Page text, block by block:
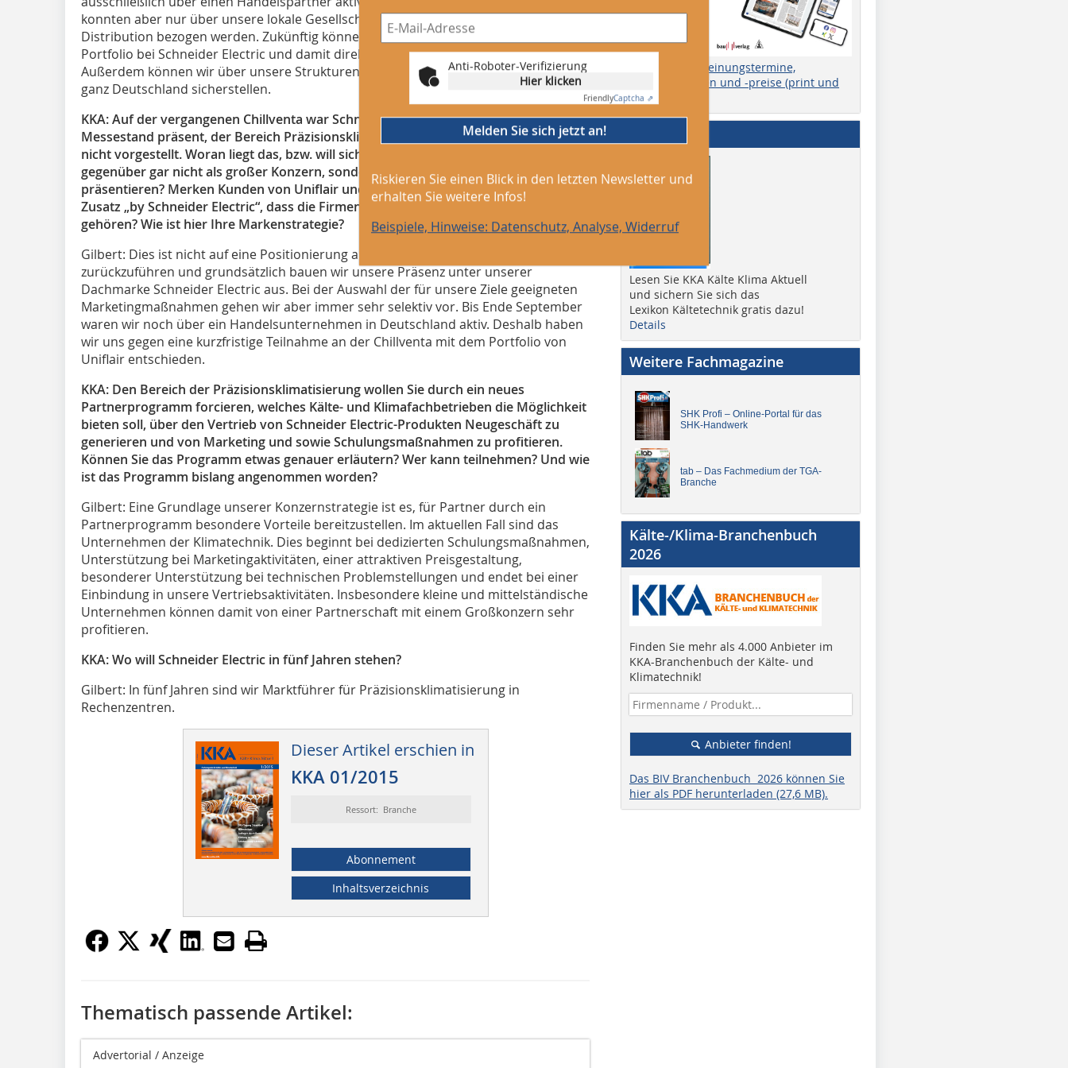
konnten aber nur über unsere lokale Gesellschaft bzw. über unsere Partner in der IT-
Distribution bezogen werden. Zukünftig können unsere Kunden das gesamte
Portfolio bei Schneider Electric und damit direkt beim Hersteller beziehen.
Außerdem können wir über unsere Strukturen eine flächendeckende Betreuung in
ganz Deutschland sicherstellen.
KKA: Auf der vergangenen Chillventa war Schneider Electric mit dem Eliwell-
Messestand präsent, der Bereich Präzisionsklima und Uniflair wurde dort allerdings
nicht vorgestellt. Woran liegt das, bzw. will sich Schneider Electric Kunden
gegenüber gar nicht als großer Konzern, sondern lieber über die einzelnen Firmen
präsentieren? Merken Kunden von Uniflair und Eliwell eigentlich außer durch den
Zusatz „by Schneider Electric“, dass die Firmen zu einem größeren Konzern
gehören? Wie ist hier Ihre Markenstrategie?
Gilbert: Dies ist nicht auf eine Positionierung als kleines Unternehmen
zurückzuführen und grundsätzlich bauen wir unsere Präsenz unter unserer
Dachmarke Schneider Electric aus. Bei der Auswahl der für unsere Ziele geeigneten
Marketingmaßnahmen gehen wir aber immer sehr selektiv vor. Bis Ende September
waren wir noch über ein Handelsunternehmen in Deutschland aktiv. Deshalb haben
wir uns gegen eine kurzfristige Teilnahme an der Chillventa mit dem Portfolio von
Uniflair entschieden.
KKA: Den Bereich der Präzisionsklimatisierung wollen Sie durch ein neues
Partnerprogramm forcieren, welches Kälte- und Klimafachbetrieben die Möglichkeit
bieten soll, über den Vertrieb von Schneider Electric-Produkten Neugeschäft zu
generieren und von Marketing und sowie Schulungsmaßnahmen zu profitieren.
Können Sie das Programm etwas genauer erläutern? Wer kann teilnehmen? Und wie
ist das Programm bislang angenommen worden?
Gilbert: Eine Grundlage unserer Konzernstrategie ist es, für Partner durch ein
Partnerprogramm besondere Vorteile bereitzustellen. Im aktuellen Fall sind das
Unternehmen der Klimatechnik. Dies beginnt bei dedizierten Schulungsmaßnahmen,
Unterstützung bei Marketingaktivitäten, einer attraktiven Preisgestaltung,
besonderer Unterstützung bei technischen Problemstellungen und endet bei einer
Einbindung in unsere Vertriebsaktivitäten. Insbesondere kleine und mittelständische
Unternehmen können damit von einer Partnerschaft mit einem Großkonzern sehr
profitieren.
KKA: Wo will Schneider Electric in fünf Jahren stehen?
Gilbert: In fünf Jahren sind wir Marktführer für Präzisionsklimatisierung in
Rechenzentren.
Dieser Artikel erschien in
KKA 01/2015
Ressort: Branche
Abonnement
Inhaltsverzeichnis
Anti-Roboter-Verifizierung
Hier klicken
FriendlyCaptcha ⇗
Melden Sie sich jetzt an!
Riskieren Sie einen Blick in den letzten Newsletter und
erhalten Sie weitere Infos!
Beispiele, Hinweise: Datenschutz, Analyse, Widerruf
Thematisch passende Artikel:
Advertorial / Anzeige
Themen, Erscheinungstermine,
Anzeigengrößen und -preise (print und
online) etc.
Lesen Sie KKA Kälte Klima Aktuell
und sichern Sie sich das
Lexikon Kältetechnik gratis dazu!
Details
Weitere Fachmagazine
SHK Profi – Online-Portal für das
SHK-Handwerk
tab – Das Fachmedium der TGA-
Branche
Kälte-/Klima-Branchenbuch
2026
Finden Sie mehr als 4.000 Anbieter im
KKA-Branchenbuch der Kälte- und
Klimatechnik!
Anbieter finden!
Das BIV Branchenbuch 2026 können Sie
hier als PDF herunterladen (27,6 MB).